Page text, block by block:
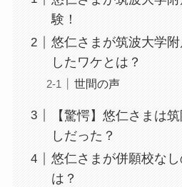
験！
悠仁さまが筑波大学
したワケとは？
世間の声
【驚愕】悠仁さまは
しだった？
悠仁さまが併願校な
は？